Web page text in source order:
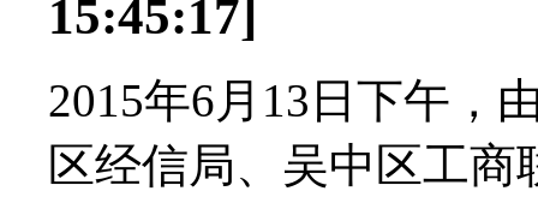
15:45:17]
2015年6月13日下午，
区经信局、吴中区工商